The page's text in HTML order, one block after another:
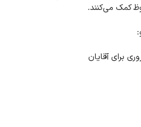
کمک می‌کنند.
برای آقایان